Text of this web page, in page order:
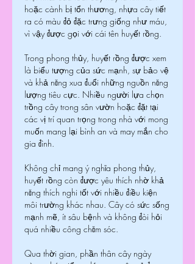
hoặc cành bị tổn thương, nhựa cây tiết
ra có màu đỏ đặc trưng giống như máu,
vì vậy được gọi với cái tên huyết rồng.
Trong phong thủy, huyết rồng được xem
là biểu tượng của sức mạnh, sự bảo vệ
và khả năng xua đuổi những nguồn năng
lượng tiêu cực. Nhiều người lựa chọn
trồng cây trong sân vườn hoặc đặt tại
các vị trí quan trọng trong nhà với mong
muốn mang lại bình an và may mắn cho
gia đình.
Không chỉ mang ý nghĩa phong thủy,
huyết rồng còn được yêu thích nhờ khả
năng thích nghi tốt với nhiều điều kiện
môi trường khác nhau. Cây có sức sống
mạnh mẽ, ít sâu bệnh và không đòi hỏi
quá nhiều công chăm sóc.
Qua thời gian, phần thân cây ngày